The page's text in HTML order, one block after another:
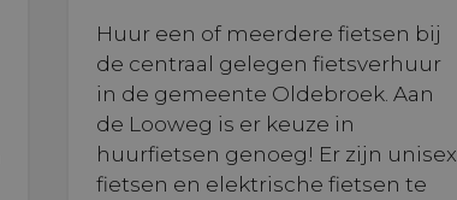
Huur een of meerdere fietsen bij
de centraal gelegen fietsverhuur
in de gemeente Oldebroek. Aan
de Looweg is er keuze in
huurfietsen genoeg! Er zijn unisex
fietsen en elektrische fietsen te